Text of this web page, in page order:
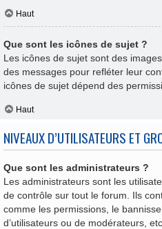
Haut
Que sont les icônes de sujet ?
Les icônes de sujet sont des
des messages pour refléter leur
icônes de sujet dépend des
Haut
NIVEAUX D’UTILISATEURS ET
Que sont les administrateurs ?
Les administrateurs sont les
de contrôle sur tout le forum. Ils
comme les permissions, le
d’utilisateurs ou de modérateurs,